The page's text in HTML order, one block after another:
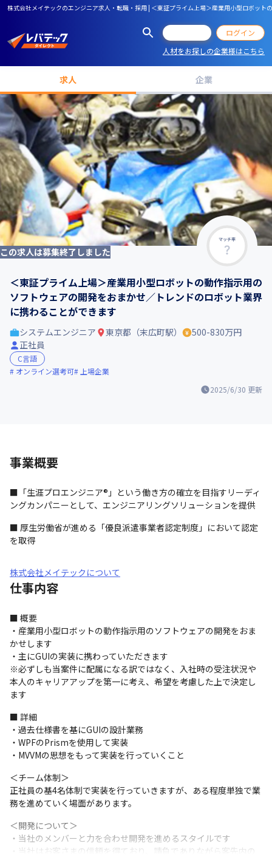
株式会社メイテックのエンジニア求人・転職・採用 | ＜東証プライム上場＞産業用小型ロボッ
ログイン
人材をお探しの企業様はこちら
求人 企業
マッチ率
この求人は募集終了しました
＜東証プライム上場＞産業用小型ロボットの動作指示用の
ソフトウェアの開発をおまかせ／トレンドのロボット業界
に携わることができます
2025/6/30 更新
システムエンジニア 東京都（末広町駅）
500-830万円
正社員
C言語
オンライン選考可
上場企業
事業概要
■「生涯プロエンジニア®」という働き方の確立を目指すリーディ
ングカンパニーとして、エンジニアリングソリューションを提供
■ 厚生労働省が進める「優良派遣事業者認定制度」において認定
を取得
株式会社メイテックについて
仕事内容
■ 概要
・産業用小型ロボットの動作指示用のソフトウェアの開発をおま
かせします
・主にGUIの実装に携わっていただきます
※必ずしも当案件に配属になる訳ではなく、入社時の受注状況や
本人のキャリアアップを第一に考え、希望を考慮した上で決定し
ます
■ 詳細
・過去仕様書を基にGUIの設計業務
・WPFのPrismを使用して実装
・MVVMの思想をもって実装を行っていくこと
＜チーム体制＞
正社員の基4名体制で実装を行っていきますが、ある程度単独で業
務を進めていく場面があります。
＜開発について＞
・当社のメンバーと力を合わせ開発を進めるスタイルです
・当社はお客さまの信頼を得ており、請負でありながら客先内の